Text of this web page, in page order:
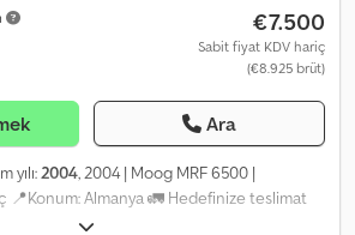
€7.500
Sabit fiyat KDV hariç
(€8.925 brüt)
Ara
yılı:2004, 2004 | Moog MRF 6500 |
📍Konum: Almanya 🚛 Hedefinize teslimat
tahmin etmek için nakliye